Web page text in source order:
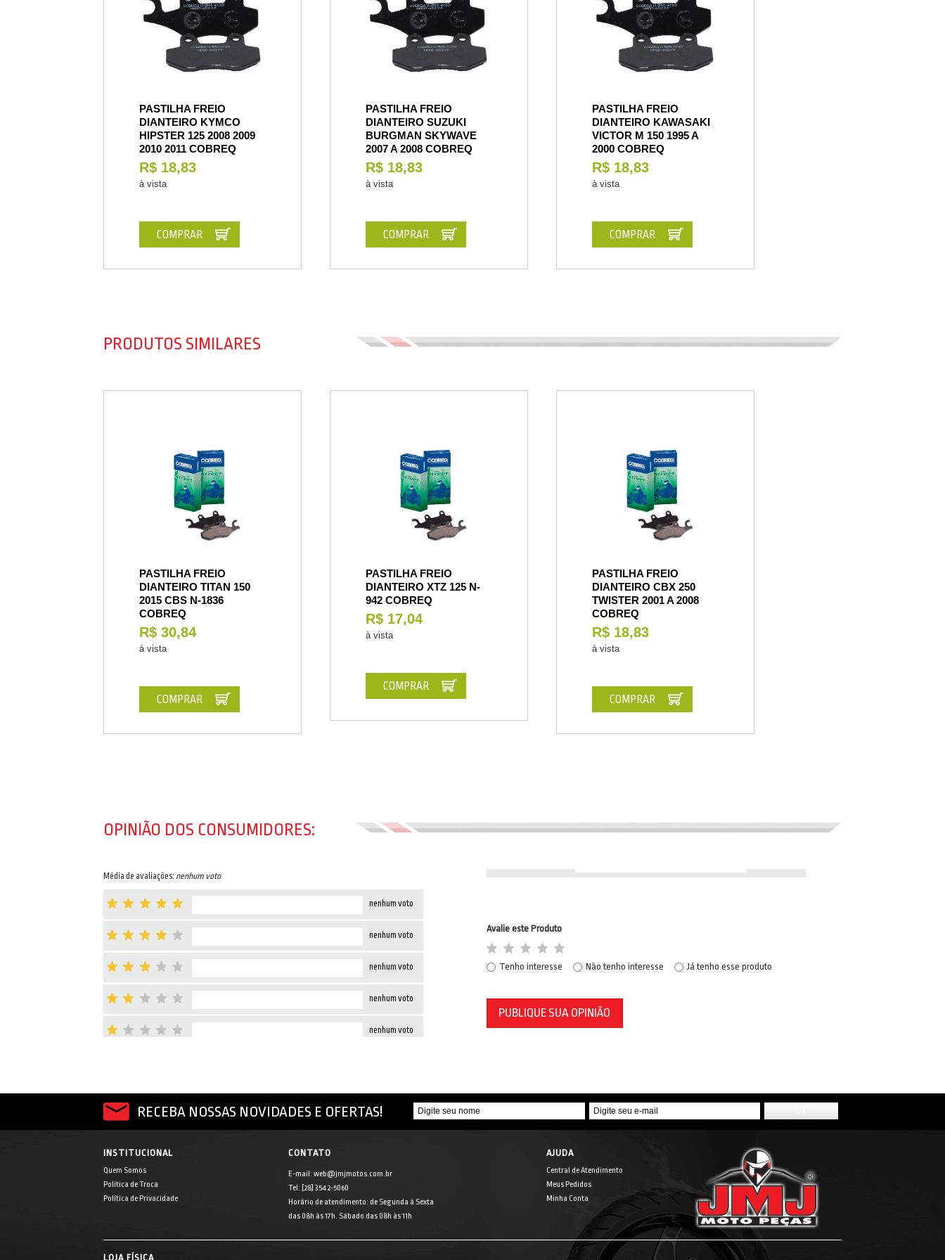
PASTILHA FREIO
DIANTEIRO KYMCO
HIPSTER 125 2008 2009
2010 2011 COBREQ
R$ 18,83
à vista
COMPRAR
PASTILHA FREIO
DIANTEIRO SUZUKI
BURGMAN SKYWAVE
2007 A 2008 COBREQ
R$ 18,83
à vista
COMPRAR
PASTILHA FREIO
DIANTEIRO KAWASAKI
VICTOR M 150 1995 A
2000 COBREQ
R$ 18,83
à vista
COMPRAR
PRODUTOS SIMILARES
PASTILHA FREIO
DIANTEIRO TITAN 150
2015 CBS N-1836
COBREQ
R$ 30,84
à vista
COMPRAR
PASTILHA FREIO
DIANTEIRO XTZ 125 N-
942 COBREQ
R$ 17,04
à vista
COMPRAR
PASTILHA FREIO
DIANTEIRO CBX 250
TWISTER 2001 A 2008
COBREQ
R$ 18,83
à vista
COMPRAR
OPINIÃO DOS CONSUMIDORES:
Média de avaliações: nenhum voto
nenhum voto
nenhum voto
nenhum voto
nenhum voto
nenhum voto
Avalie este Produto
Tenho interesse Não tenho interesse Já tenho esse produto
PUBLIQUE SUA OPINIÃO
RECEBA NOSSAS NOVIDADES E OFERTAS!
INSTITUCIONAL
Quem Somos
Política de Troca
Política de Privacidade
CONTATO
E-mail: web@jmjmotos.com.br
Tel: [28] 3542-5060
Horário de atendimento: de Segunda à Sexta
das 08h às 17h. Sábado das 08h às 11h
AJUDA
Central de Atendimento
Meus Pedidos
Minha Conta
LOJA FÍSICA